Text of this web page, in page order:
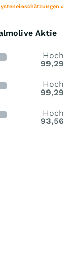
»
Aktie
Hoch
99,29
Hoch
99,29
Hoch
93,56